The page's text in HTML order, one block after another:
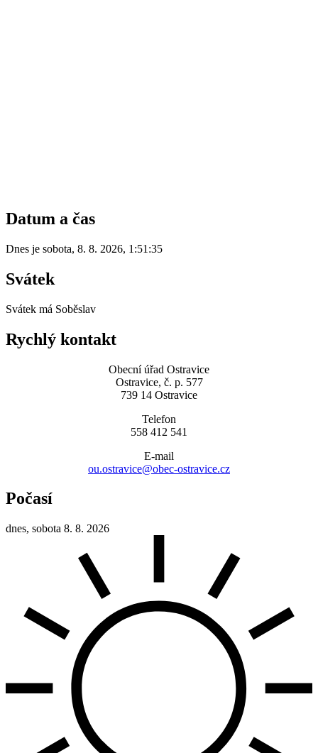
Datum a čas
Dnes je sobota, 8. 8. 2026, 1:51:35
Svátek
Svátek má Soběslav
Rychlý kontakt
Obecní úřad Ostravice
Ostravice, č. p. 577
739 14 Ostravice
Telefon
558 412 541
E-mail
ou.ostravice@obec-ostravice.cz
Počasí
dnes, sobota 8. 8. 2026